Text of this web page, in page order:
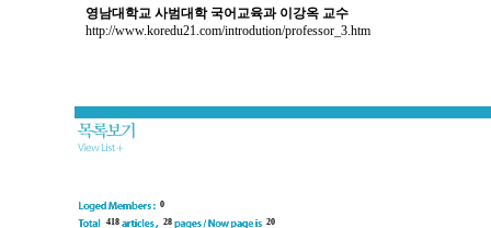
영남대학교 사범대학 국어교육과 이강옥 교수
http://www.koredu21.com/introdution/professor_3.htm
0
418
28 20